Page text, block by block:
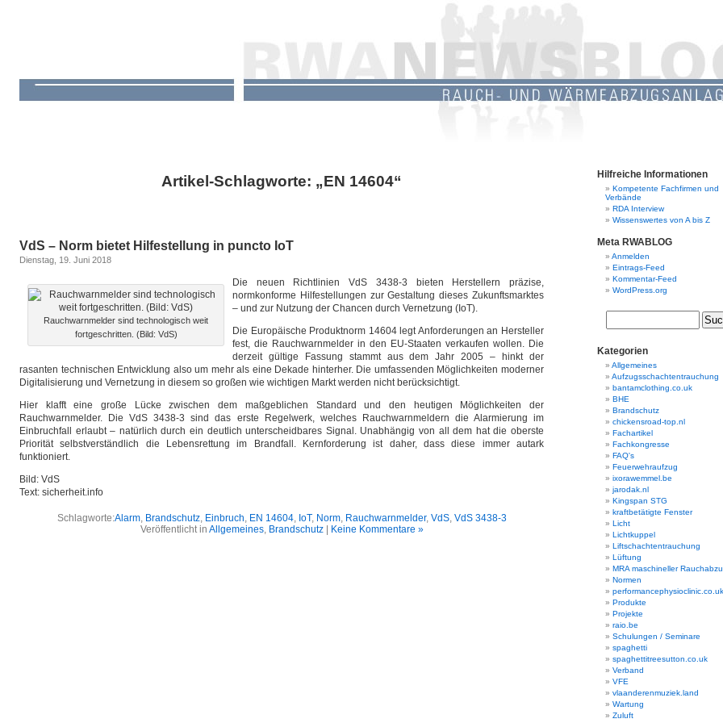
Artikel-Schlagworte: „EN 14604“
VdS – Norm bietet Hilfestellung in puncto IoT
Dienstag, 19. Juni 2018
Rauchwarnmelder sind technologisch weit
fortgeschritten. (Bild: VdS)
Die neuen Richtlinien VdS 3438-3 bieten Herstellern präzise,
normkonforme Hilfestellungen zur Gestaltung dieses Zukunftsmarktes
– und zur Nutzung der Chancen durch Vernetzung (IoT).
Die Europäische Produktnorm 14604 legt Anforderungen an Hersteller
fest, die Rauchwarnmelder in den EU-Staaten verkaufen wollen. Die
derzeit gültige Fassung stammt aus dem Jahr 2005 – hinkt der
rasanten technischen Entwicklung also um mehr als eine Dekade hinterher. Die umfassenden Möglichkeiten moderner
Digitalisierung und Vernetzung in diesem so großen wie wichtigen Markt werden nicht berücksichtigt.
Hier klafft eine große Lücke zwischen dem maßgeblichen Standard und den heutigen Möglichkeiten der
Rauchwarnmelder. Die VdS 3438-3 sind das erste Regelwerk, welches Rauchwarnmeldern die Alarmierung im
Einbruchfall erlaubt – natürlich durch ein deutlich unterscheidbares Signal. Unabhängig von all dem hat die oberste
Priorität selbstverständlich die Lebensrettung im Brandfall. Kernforderung ist daher, dass diese immer autark
funktioniert.
Bild: VdS
Text: sicherheit.info
Schlagworte:Alarm, Brandschutz, Einbruch, EN 14604, IoT, Norm, Rauchwarnmelder, VdS, VdS 3438-3
Veröffentlicht in Allgemeines, Brandschutz| Keine Kommentare »
Hilfreiche Informationen
Kompetente Fachfirmen und
Verbände
RDA Interview
Wissenswertes von A bis Z
Meta RWABLOG
Anmelden
Eintrags-Feed
Kommentar-Feed
WordPress.org
Kategorien
Allgemeines
Aufzugsschachtentrauchung
bantamclothing.co.uk
BHE
Brandschutz
chickensroad-top.nl
Fachartikel
Fachkongresse
FAQ's
Feuerwehraufzug
ixorawemmel.be
jarodak.nl
Kingspan STG
kraftbetätigte Fenster
Licht
Lichtkuppel
Liftschachtentrauchung
Lüftung
MRA maschineller
Normen
performancephysioclinic.co.uk
Produkte
Projekte
raio.be
Schulungen / Seminare
spaghetti
spaghettitreesutton.co.uk
Verband
VFE
vlaanderenmuziek.land
Wartung
Zuluft